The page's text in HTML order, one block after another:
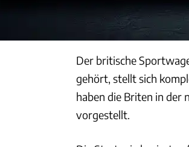
Der britische
gehört, stellt sich
haben die Briten in der
vorgestellt.